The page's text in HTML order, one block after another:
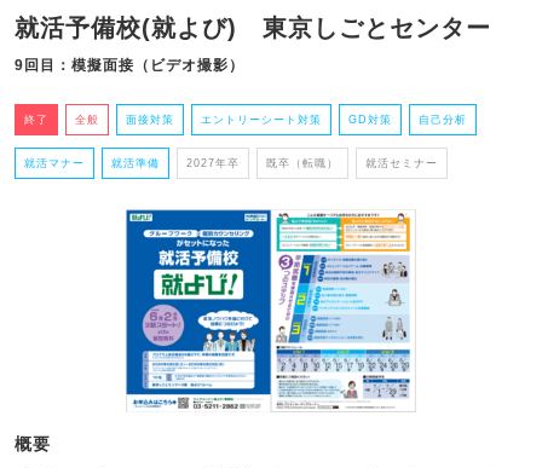
就活予備校(就よび) 東京しごとセンター
9回目：模擬面接（ビデオ撮影）
終了 全般 面接対策 エントリーシート対策 GD対策 自己分析
就活マナー 就活準備 2027年卒 既卒（転職） 就活セミナー
概要